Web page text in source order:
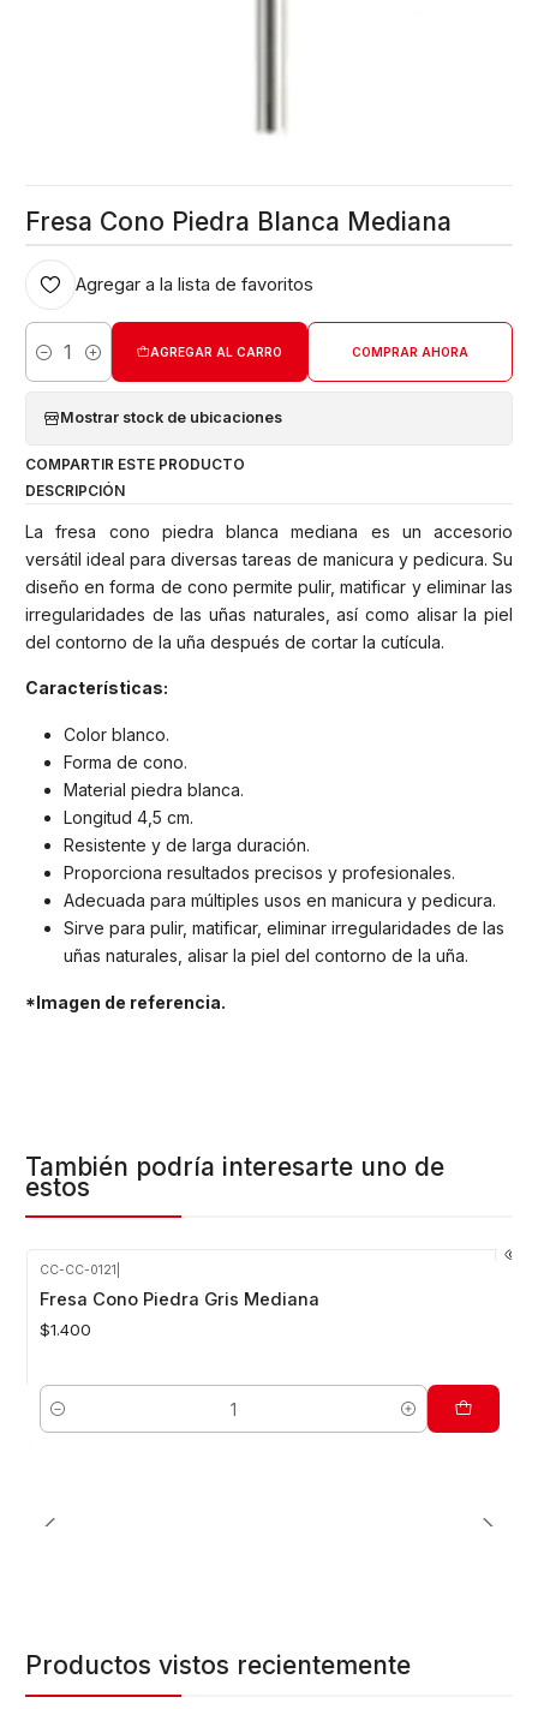
Fresa Cono Piedra Blanca Mediana
Agregar a la lista de favoritos
Cantidad
AGREGAR AL CARRO COMPRAR AHORA
Mostrar stock de ubicaciones
COMPARTIR ESTE PRODUCTO
DESCRIPCIÓN
La fresa cono piedra blanca mediana es un accesorio
versátil ideal para diversas tareas de manicura y pedicura. Su
diseño en forma de cono permite pulir, matificar y eliminar las
irregularidades de las uñas naturales, así como alisar la piel
del contorno de la uña después de cortar la cutícula.
Características:
Color blanco.
Forma de cono.
Material piedra blanca.
Longitud 4,5 cm.
Resistente y de larga duración.
Proporciona resultados precisos y profesionales.
Adecuada para múltiples usos en manicura y pedicura.
Sirve para pulir, matificar, eliminar irregularidades de las
uñas naturales, alisar la piel del contorno de la uña.
*Imagen de referencia.
También podría interesarte uno de
estos
CC-CC-0121
Fresa Cono Piedra Gris Mediana
$1.400
Cantidad
Productos vistos recientemente